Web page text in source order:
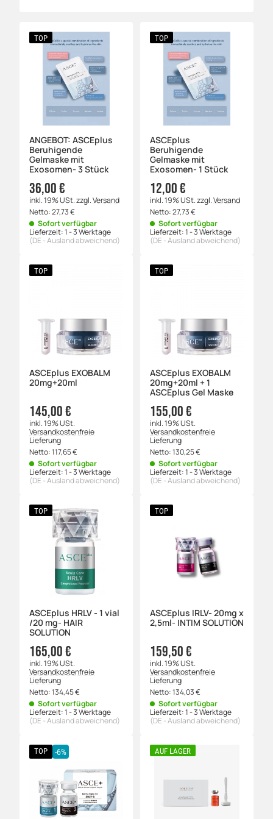
TOP
ANGEBOT: ASCEplus
Beruhigende
Gelmaske mit
Exosomen- 3 Stück
36,00 €
inkl. 19% USt.zzgl.Versand
Netto:27,73€
Sofort verfügbar
Lieferzeit:1 - 3 Werktage
(DE - Ausland abweichend)
TOP
ASCEplus
Beruhigende
Gelmaske mit
Exosomen- 1 Stück
12,00 €
inkl. 19% USt.zzgl.Versand
Netto:27,73€
Sofort verfügbar
Lieferzeit:1 - 3 Werktage
(DE - Ausland abweichend)
TOP
ASCEplus EXOBALM
20mg+20ml
145,00 €
inkl. 19% USt.
Versandkostenfreie
Lieferung
Netto:117,65€
Sofort verfügbar
Lieferzeit:1 - 3 Werktage
(DE - Ausland abweichend)
TOP
ASCEplus EXOBALM
20mg+20ml + 1
ASCEplus Gel Maske
155,00 €
inkl. 19% USt.
Versandkostenfreie
Lieferung
Netto:130,25€
Sofort verfügbar
Lieferzeit:1 - 3 Werktage
(DE - Ausland abweichend)
TOP
ASCEplus HRLV - 1 vial
/20 mg- HAIR
SOLUTION
165,00 €
inkl. 19% USt.
Versandkostenfreie
Lieferung
Netto:134,45€
Sofort verfügbar
Lieferzeit:1 - 3 Werktage
(DE - Ausland abweichend)
TOP
ASCEplus IRLV- 20mg x
2,5ml- INTIM SOLUTION
159,50 €
inkl. 19% USt.
Versandkostenfreie
Lieferung
Netto:134,03€
Sofort verfügbar
Lieferzeit:1 - 3 Werktage
(DE - Ausland abweichend)
TOP -6% AUF LAGER